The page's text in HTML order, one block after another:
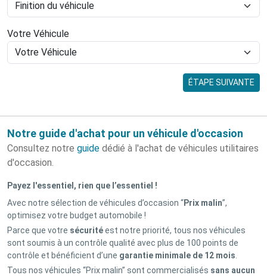
Votre Véhicule
ÉTAPE SUIVANTE
Notre guide d'achat pour un véhicule d'occasion
Consultez notre guide dédié à l'achat de véhicules utilitaires
d'occasion.
Payez l'essentiel, rien que l’essentiel !
Avec notre sélection de véhicules d’occasion “Prix malin”,
optimisez votre budget automobile !
Parce que votre sécuritéest notre priorité, tous nos véhicules
sont soumis à un contrôle qualité avec plus de 100 points de
contrôle et bénéficient d’une garantie minimale de 12 mois
Tous nos véhicules “Prix malin” sont commercialisés sans aucun